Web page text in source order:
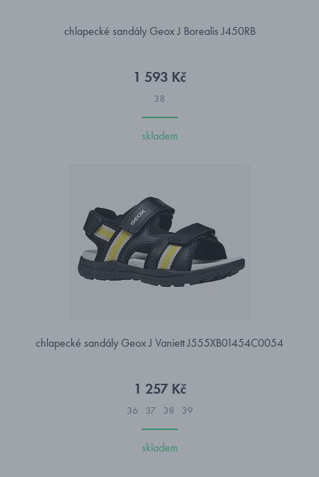
chlapecké sandály Geox J Borealis J450RB
1 593 Kč
38
skladem
chlapecké sandály Geox J Vaniett J555XB01454C0054
1 257 Kč
36 37 38 39
skladem